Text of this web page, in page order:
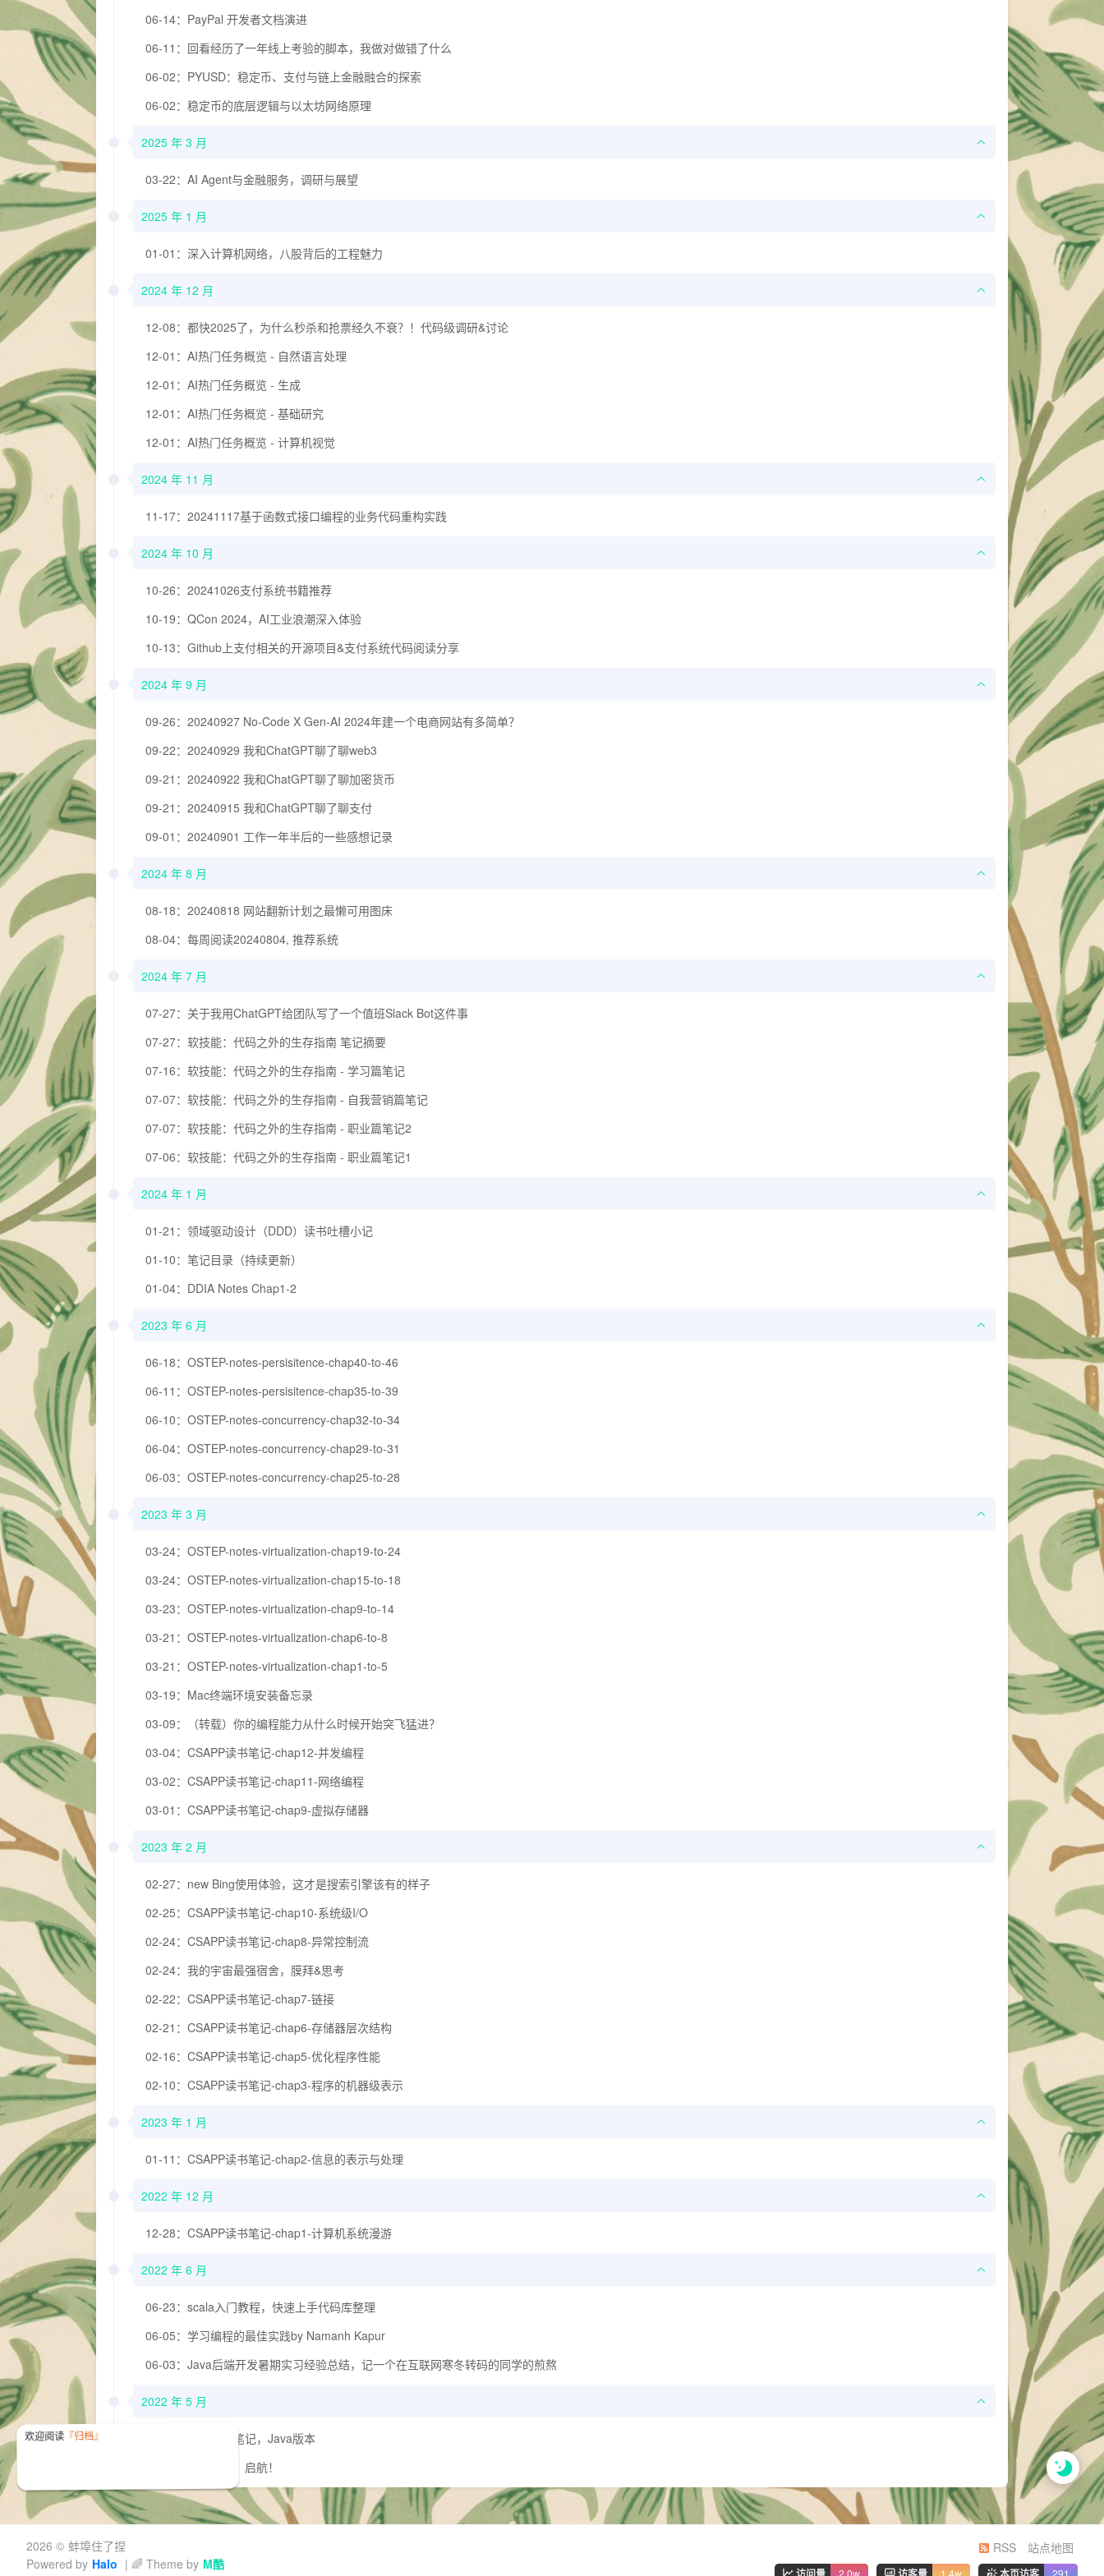
06-14：PayPal 开发者文档演进
06-11：回看经历了一年线上考验的脚本，我做对做错了什么
06-02：PYUSD：稳定币、支付与链上金融融合的探索
06-02：稳定币的底层逻辑与以太坊网络原理
2025 年 3 月
03-22：AI Agent与金融服务，调研与展望
2025 年 1 月
01-01：深入计算机网络，八股背后的工程魅力
2024 年 12 月
12-08：都快2025了，为什么秒杀和抢票经久不衰？！代码级调研&讨论
12-01：AI热门任务概览 - 自然语言处理
12-01：AI热门任务概览 - 生成
12-01：AI热门任务概览 - 基础研究
12-01：AI热门任务概览 - 计算机视觉
2024 年 11 月
11-17：20241117基于函数式接口编程的业务代码重构实践
2024 年 10 月
10-26：20241026支付系统书籍推荐
10-19：QCon 2024，AI工业浪潮深入体验
10-13：Github上支付相关的开源项目&支付系统代码阅读分享
2024 年 9 月
09-26：20240927 No-Code X Gen-AI 2024年建一个电商网站有多简单？
09-22：20240929 我和ChatGPT聊了聊web3
09-21：20240922 我和ChatGPT聊了聊加密货币
09-21：20240915 我和ChatGPT聊了聊支付
09-01：20240901 工作一年半后的一些感想记录
2024 年 8 月
08-18：20240818 网站翻新计划之最懒可用图床
08-04：每周阅读20240804, 推荐系统
2024 年 7 月
07-27：关于我用ChatGPT给团队写了一个值班Slack Bot这件事
07-27：软技能：代码之外的生存指南 笔记摘要
07-16：软技能：代码之外的生存指南 - 学习篇笔记
07-07：软技能：代码之外的生存指南 - 自我营销篇笔记
07-07：软技能：代码之外的生存指南 - 职业篇笔记2
07-06：软技能：代码之外的生存指南 - 职业篇笔记1
2024 年 1 月
01-21：领域驱动设计（DDD）读书吐槽小记
01-10：笔记目录（持续更新）
01-04：DDIA Notes Chap1-2
2023 年 6 月
06-18：OSTEP-notes-persisitence-chap40-to-46
06-11：OSTEP-notes-persisitence-chap35-to-39
06-10：OSTEP-notes-concurrency-chap32-to-34
06-04：OSTEP-notes-concurrency-chap29-to-31
06-03：OSTEP-notes-concurrency-chap25-to-28
2023 年 3 月
03-24：OSTEP-notes-virtualization-chap19-to-24
03-24：OSTEP-notes-virtualization-chap15-to-18
03-23：OSTEP-notes-virtualization-chap9-to-14
03-21：OSTEP-notes-virtualization-chap6-to-8
03-21：OSTEP-notes-virtualization-chap1-to-5
03-19：Mac终端环境安装备忘录
03-09：（转载）你的编程能力从什么时候开始突飞猛进？
03-04：CSAPP读书笔记-chap12-并发编程
03-02：CSAPP读书笔记-chap11-网络编程
03-01：CSAPP读书笔记-chap9-虚拟存储器
2023 年 2 月
02-27：new Bing使用体验，这才是搜索引擎该有的样子
02-25：CSAPP读书笔记-chap10-系统级I/O
02-24：CSAPP读书笔记-chap8-异常控制流
02-24：我的宇宙最强宿舍，膜拜&思考
02-22：CSAPP读书笔记-chap7-链接
02-21：CSAPP读书笔记-chap6-存储器层次结构
02-16：CSAPP读书笔记-chap5-优化程序性能
02-10：CSAPP读书笔记-chap3-程序的机器级表示
2023 年 1 月
01-11：CSAPP读书笔记-chap2-信息的表示与处理
2022 年 12 月
12-28：CSAPP读书笔记-chap1-计算机系统漫游
2022 年 6 月
06-23：scala入门教程，快速上手代码库整理
06-05：学习编程的最佳实践by Namanh Kapur
06-03：Java后端开发暑期实习经验总结，记一个在互联网寒冬转码的同学的煎熬
2022 年 5 月
05-30：设计模式笔记，Java版本
05-29：建站日记，启航！
2026 © 蚌埠住了捏
Powered by Halo | 🌈 Theme by M酷
RSS 站点地图
2.0w 1.4w 291